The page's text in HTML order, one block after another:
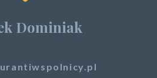
Dominiak